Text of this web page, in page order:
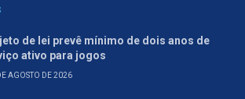
de lei prevê mínimo de dois anos de
ativo para jogos
AGOSTO DE 2026